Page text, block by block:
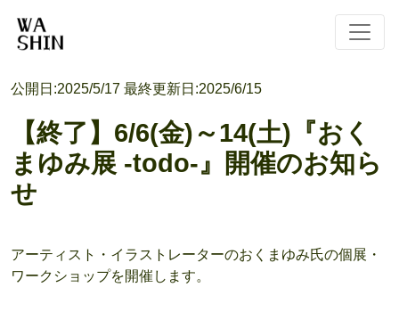
公開日:2025/5/17 最終更新日:2025/6/15
【終了】6/6(金)～14(土)『おく
まゆみ展 -todo-』開催のお知ら
せ
アーティスト・イラストレーターのおくまゆみ氏の個展・
ワークショップを開催します。